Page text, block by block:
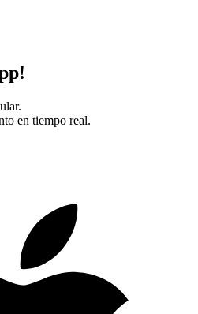
en tiempo real.